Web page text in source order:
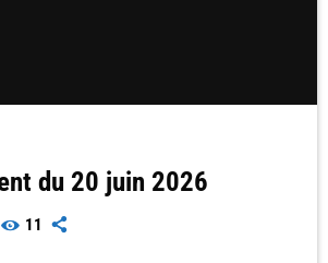
du 20 juin 2026
11